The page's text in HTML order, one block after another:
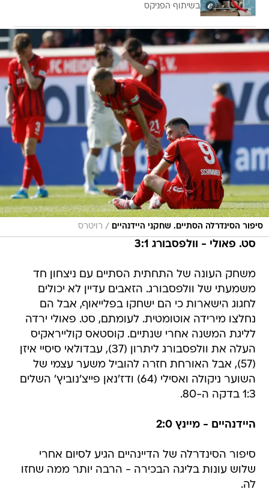
בשיתוף הפניקס
סיפור הסינדרלה הסתיים. שחקני היידנהיים / רויטרס
סט. פאולי - וולפסבורג 3:1
משחק העונה של התחתית הסתיים עם ניצחון חד
משמעתי של וולפסבורג. הזאבים עדיין לא יכולים
לחגוג הישארות כי הם ישחקו בפלייאוף, אבל הם
נחלצו מירידה אוטומטית. לעומתם, סט. פאולי ירדה
לליגת המשנה אחרי שנתיים. קוסטאס קולייראקיס
העלה את וולפסבורג ליתרון (37), עבדולאי סיסיי איזן
(57), אבל האורחת חזרה להוביל משער עצמי של
השוער ניקולה ואסילי (64) ודז'נאן פייצ'נוביץ' השלים
1:3 בדקה ה-80.
היידנהיים - מיינץ 2:0
סיפור הסינדרלה של הדיינהיים הגיע לסיום אחרי
שלוש עונות בליגה הבכירה - הרבה יותר ממה שחזו
לה.